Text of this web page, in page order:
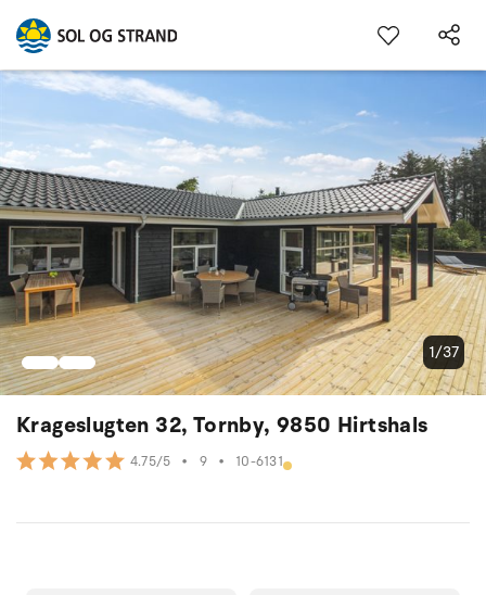
Krageslugten 32, Tornby, 9850 Hirtshals
4.75/5 • 9 • 10-6131
1/37